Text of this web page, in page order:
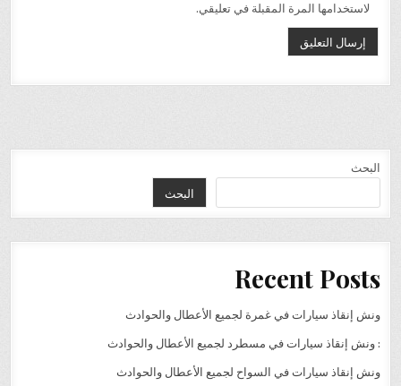
لاستخدامها المرة المقبلة في تعليقي.
البحث
البحث
Recent Posts
ونش إنقاذ سيارات في غمرة لجميع الأعطال والحوادث
: ونش إنقاذ سيارات في مسطرد لجميع الأعطال والحوادث
ونش إنقاذ سيارات في السواح لجميع الأعطال والحوادث